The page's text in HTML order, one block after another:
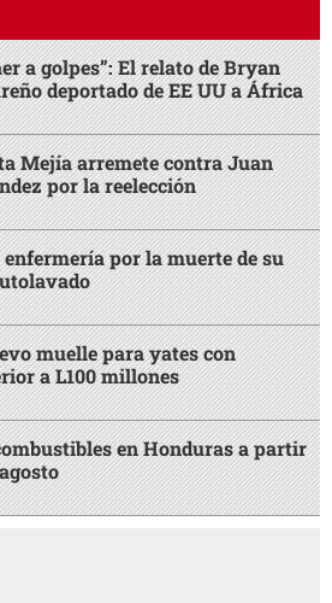
a golpes”: El relato de Bryan
deportado de EE UU a África
Mejía arremete contra Juan
por la reelección
por la muerte de su
muelle para yates con
a L100 millones
en Honduras a partir